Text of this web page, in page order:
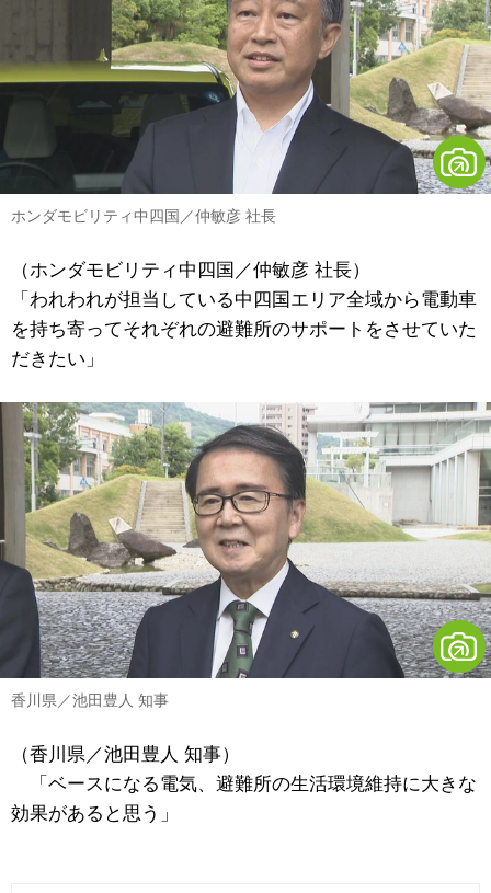
ホンダモビリティ中四国／仲敏彦 社長
（ホンダモビリティ中四国／仲敏彦 社長）
「われわれが担当している中四国エリア全域から電動車
を持ち寄ってそれぞれの避難所のサポートをさせていた
だきたい」
香川県／池田豊人 知事
（香川県／池田豊人 知事）
「ベースになる電気、避難所の生活環境維持に大きな
効果があると思う」